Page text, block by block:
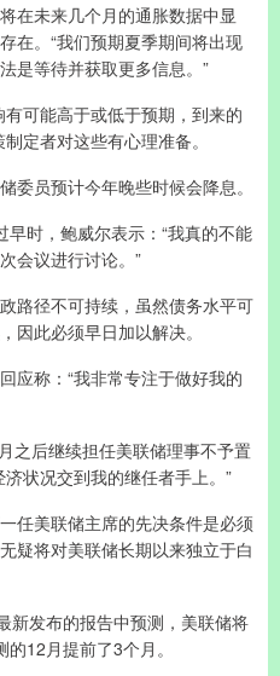
未来几个月的通胀数据中显
在。“我们预期夏季期间将出现
是等待并获取更多信息。”
可能高于或低于预期，到来的
定者对这些有心理准备。
员预计今年晚些时候会降息。
时，鲍威尔表示：“我真的不能
会议进行讨论。”
径不可持续，虽然债务水平可
因此必须早日加以解决。
称：“我非常专注于做好我的
后继续担任美联储理事不予置
状况交到我的继任者手上。”
美联储主席的先决条件是必须
疑将对美联储长期以来独立于白
发布的报告中预测，美联储将
12月提前了3个月。